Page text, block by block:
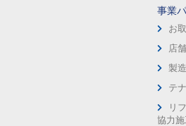
事業
お
店
製
テ
リ
協力